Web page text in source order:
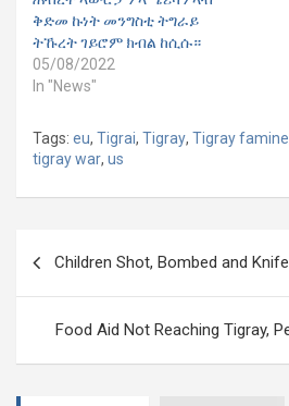
ቅድመ ኩነት መንግስቲ ትግራይ
ትኹረት ገይሮም ክብል ከሲሱ።
05/08/2022
In "News"
Tags: eu, Tigrai, Tigray, Tigray famine
tigray war, us
Children Shot, Bombed and
Food Aid Not Reaching Tigray,